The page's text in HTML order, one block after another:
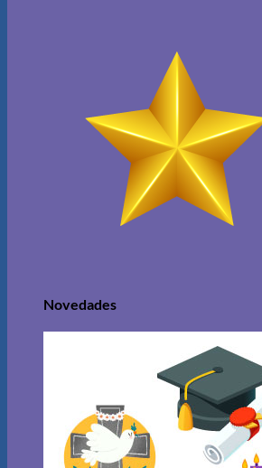
Novedades